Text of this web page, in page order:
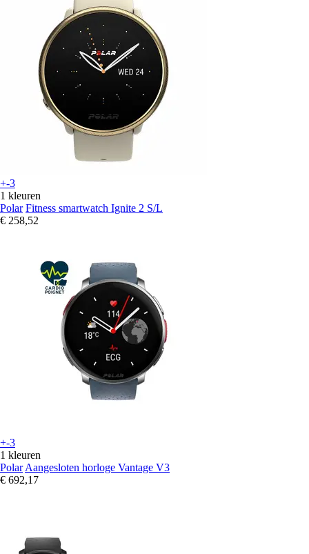
+-3
1 kleuren
Polar Fitness smartwatch Ignite 2 S/L
€ 258,52
+-3
1 kleuren
Polar Aangesloten horloge Vantage V3
€ 692,17